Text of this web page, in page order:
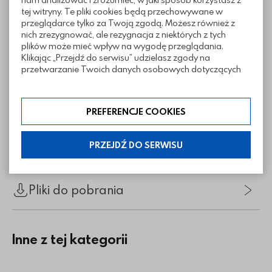
tej witryny. Te pliki cookies będą przechowywane w
przeglądarce tylko za Twoją zgodą. Możesz również z
nich zrezygnować, ale rezygnacja z niektórych z tych
plików może mieć wpływ na wygodę przeglądania.
Klikając „Przejdź do serwisu” udzielasz zgody na
przetwarzanie Twoich danych osobowych dotyczących
zakres klikając w „Preferencje cookies”. W każdej chwili
możesz modyfikować udzielone zgody w zakładce:
informacje i regulaminy — ustawienia cookies.
PREFERENCJE COOKIES
PRZEJDŹ DO SERWISU
Informacje techniczne
Pliki do pobrania
Inne z tej kategorii